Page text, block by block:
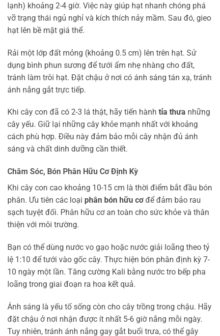
lạnh) khoảng 2-4 giờ. Việc này giúp hạt nhanh chóng phá
vỡ trạng thái ngủ nghỉ và kích thích nảy mầm. Sau đó, gieo
hạt lên bề mặt giá thể.
Rải một lớp đất mỏng (khoảng 0.5 cm) lên trên hạt. Sử
dụng bình phun sương để tưới ẩm nhẹ nhàng cho đất,
tránh làm trôi hạt. Đặt chậu ở nơi có ánh sáng tán xạ, tránh
ánh nắng gắt trực tiếp.
Khi cây con đã có 2-3 lá thật, hãy tiến hành tỉa thưa những
cây yếu. Giữ lại những cây khỏe mạnh nhất với khoảng
cách phù hợp. Điều này đảm bảo mỗi cây nhận đủ ánh
sáng và chất dinh dưỡng cần thiết.
Chăm Sóc, Bón Phân Hữu Cơ Định Kỳ
Khi cây con cao khoảng 10-15 cm là thời điểm bắt đầu bón
phân. Ưu tiên các loại phân bón hữu cơđể đảm bảo rau
sạch tuyệt đối. Phân hữu cơ an toàn cho sức khỏe và thân
thiện với môi trường.
Bạn có thể dùng nước vo gạo hoặc nước giải loãng theo tỷ
lệ 1:10 để tưới vào gốc cây. Thực hiện bón phân định kỳ 7-
10 ngày một lần. Tăng cường Kali bằng nước tro bếp pha
loãng trong giai đoạn ra hoa kết quả.
Ánh sáng là yếu tố sống còn cho cây trồng trong chậu. Hãy
đặt chậu ở nơi nhận được ít nhất 5-6 giờ nắng mỗi ngày.
Tuy nhiên, tránh ánh nắng gay gắt buổi trưa, có thể gây